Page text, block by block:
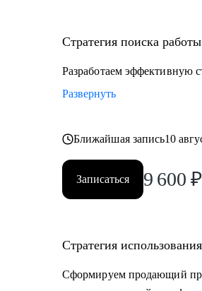
Стратегия поиска
Разработаем эффективную
Развернуть
Ближайшая запись10
Записаться 9 600 ₽
Стратегия
Сформируем продающий